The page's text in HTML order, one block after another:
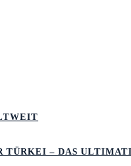
TÜRKEI – DAS